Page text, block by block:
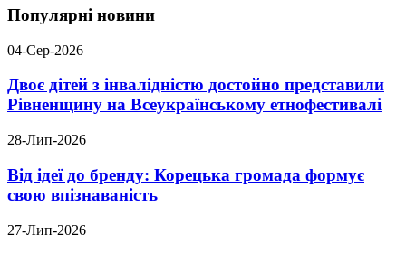
Популярні новини
04-Сер-2026
Двоє дітей з інвалідністю достойно представили
Рівненщину на Всеукраїнському етнофестивалі
28-Лип-2026
Від ідеї до бренду: Корецька громада формує
свою впізнаваність
27-Лип-2026